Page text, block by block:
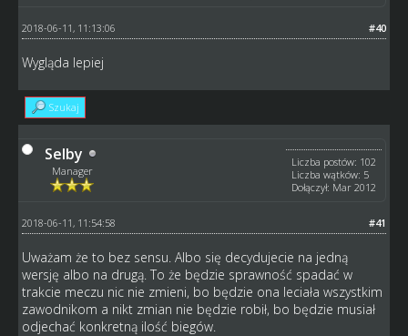
#40
2018-06-11, 11:13:06
Wygląda lepiej
Szukaj
Selby
Manager
Liczba postów: 102
Liczba wątków: 5
Dołączył: Mar 2012
#41
2018-06-11, 11:54:58
Uważam że to bez sensu. Albo się decydujecie na jedną
wersję albo na drugą. To że będzie sprawność spadać w
trakcie meczu nic nie zmieni, bo będzie ona leciała wszystkim
zawodnikom a nikt zmian nie będzie robił, bo będzie musiał
odjechać konkretną ilość biegów.